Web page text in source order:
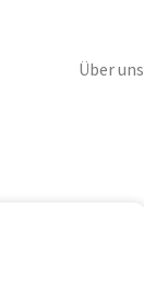
Über uns